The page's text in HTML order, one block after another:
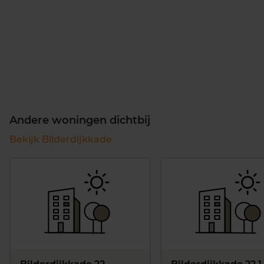
Andere woningen dichtbij
Bekijk Bilderdijkkade